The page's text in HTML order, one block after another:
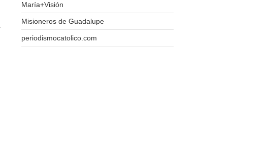
María+Visión
Misioneros de Guadalupe
periodismocatolico.com